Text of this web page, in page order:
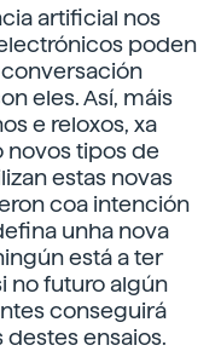
artificial nos
poden
eles. Así, máis
e reloxos, xa
novos tipos de
estas novas
coa intención
unha nova
está a ter
no futuro algún
conseguirá
ensaios.